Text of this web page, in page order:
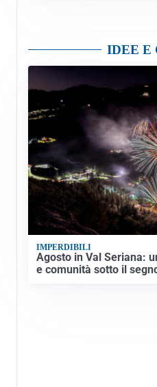
IDEE E
IMPERDIBILI
Agosto in Val Seriana:
e comunità sotto il